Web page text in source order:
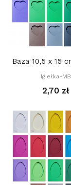
Igiełka-MB
2,70 zł